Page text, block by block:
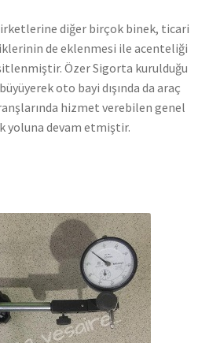
diğer birçok binek, ticari
de eklenmesi ile acenteliği
Özer Sigorta kurulduğu
oto bayi dışında da araç
hizmet verebilen genel
yoluna devam etmiştir.